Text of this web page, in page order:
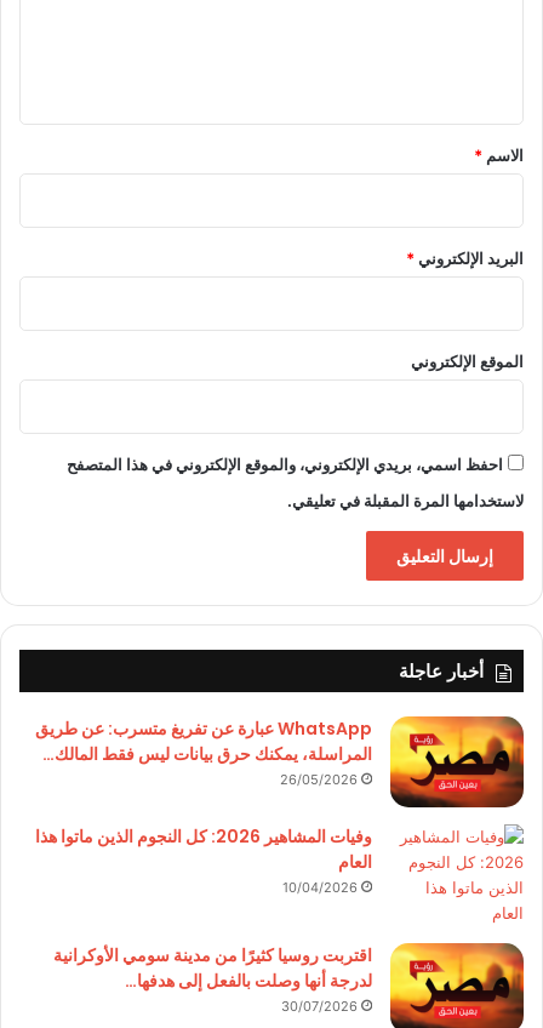
*
الاسم *
البريد الإلكتروني*
الموقع الإلكتروني
احفظ اسمي، بريدي الإلكتروني، والموقع الإلكتروني في هذا المتصفح
لاستخدامها المرة المقبلة في تعليقي.
أخبار عاجلة
WhatsApp عبارة عن تفريغ متسرب: عن طريق
المراسلة، يمكنك حرق بيانات ليس فقط المالك…
26/05/2026
وفيات المشاهير 2026: كل النجوم الذين ماتوا هذا
العام
10/04/2026
اقتربت روسيا كثيرًا من مدينة سومي الأوكرانية
لدرجة أنها وصلت بالفعل إلى هدفها…
30/07/2026